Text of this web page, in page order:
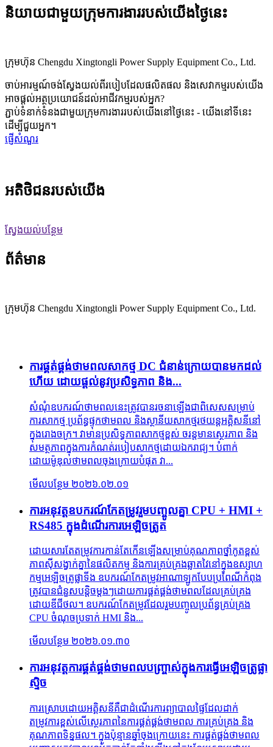
និយាយជាមួយក្រុមការងាររបស់យើងថ្ងៃនេះ
ក្រុមហ៊ុន Chengdu Xingtongli Power Supply Equipment Co., Ltd.
ចាប់អារម្មណ៍ចង់ស្វែងយល់ពីរបៀបដែលផលិតផល និងសេវាកម្មរបស់យើង
អាចផ្តល់អត្ថប្រយោជន៍ដល់អាជីវកម្មរបស់អ្នក?
ភ្ជាប់ទំនាក់ទំនងជាមួយក្រុមការងាររបស់យើងនៅថ្ងៃនេះ - យើងនៅទីនេះ
ដើម្បីជួយអ្នក។
ផ្ញើសំណួរ
អតិថិជនរបស់យើង
ស្វែងយល់បន្ថែម
ព័ត៌មាន
ក្រុមហ៊ុន Chengdu Xingtongli Power Supply Equipment Co., Ltd.
ការផ្គត់ផ្គង់ថាមពលសាកថ្ម DC ជំនាន់ក្រោយបានមកដល់
ហើយ ដោយផ្តល់នូវប្រសិទ្ធភាព និង...
សំណុំឧបករណ៍ថាមពលនេះត្រូវបានរចនាឡើងជាពិសេសសម្រាប់
ការសាកថ្ម ប្រព័ន្ធផ្ទុកថាមពល និងស្ថានីយសាកថ្មរថយន្តអគ្គិសនីនៅ
ក្នុងរោងចក្រ។ វាមានប្រសិទ្ធភាពសាកថ្មខ្ពស់ ចរន្តមានស្ថេរភាព និង
សមត្ថភាពក្នុងការកំណត់របៀបសាកថ្មដោយឯករាជ្យ។ បំពាក់
ដោយម៉ូឌុលថាមពលចុងក្រោយបំផុត វា...
មើលបន្ថែម ២០២៦.០២.០១
ការអនុវត្តឧបករណ៍កែតម្រូវរួមបញ្ចូលគ្នា CPU + HMI +
RS485 ក្នុងដំណើរការអេឡិចត្រូត
ដោយសារតែតម្រូវការកាន់តែកើនឡើងសម្រាប់គុណភាពថ្នាំកូតខ្ពស់
ភាពស៊ីសង្វាក់គ្នានៃផលិតកម្ម និងការគ្រប់គ្រងឆ្លាតវៃនៅក្នុងឧស្សាហ
កម្មអេឡិចត្រូផ្លាទីង ឧបករណ៍កែតម្រូវអាណាឡូកបែបប្រពៃណីកំពុង
ត្រូវបានជំនួសបន្តិចម្តងៗដោយការផ្គត់ផ្គង់ថាមពលដែលគ្រប់គ្រង
ដោយឌីជីថល។ ឧបករណ៍កែតម្រូវដែលរួមបញ្ចូលប្រព័ន្ធគ្រប់គ្រង
CPU ចំណុចប្រទាក់ HMI និង...
មើលបន្ថែម ២០២៦.០១.៣០
ការអនុវត្តការផ្គត់ផ្គង់ថាមពលបញ្ច្រាស់ក្នុងការធ្វើអេឡិចត្រូផ្លា
ស្ទិច
ការ​ស្រោប​ដោយ​អគ្គិសនី​គឺជា​ដំណើរការ​ព្យាបាល​ផ្ទៃ​ដែល​ដាក់​
តម្រូវការ​ខ្ពស់​លើ​ស្ថេរភាព​នៃ​ការផ្គត់ផ្គង់​ថាមពល ការគ្រប់គ្រង និង​
គុណភាព​ទិន្នផល។ ក្នុង​ប៉ុន្មាន​ឆ្នាំ​ចុងក្រោយ​នេះ ការផ្គត់ផ្គង់​ថាមពល​